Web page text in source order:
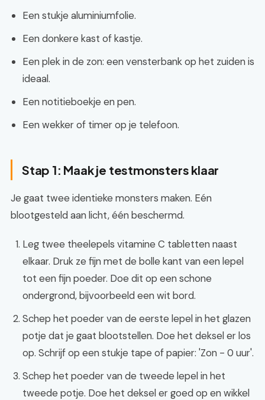
Een stukje aluminiumfolie.
Een donkere kast of kastje.
Een plek in de zon: een vensterbank op het zuiden is
ideaal.
Een notitieboekje en pen.
Een wekker of timer op je telefoon.
Stap 1: Maak je testmonsters klaar
Je gaat twee identieke monsters maken. Eén
blootgesteld aan licht, één beschermd.
Leg twee theelepels vitamine C tabletten naast
elkaar. Druk ze fijn met de bolle kant van een lepel
tot een fijn poeder. Doe dit op een schone
ondergrond, bijvoorbeeld een wit bord.
Schep het poeder van de eerste lepel in het glazen
potje dat je gaat blootstellen. Doe het deksel er los
op. Schrijf op een stukje tape of papier: 'Zon - 0 uur'.
Schep het poeder van de tweede lepel in het
tweede potje. Doe het deksel er goed op en wikkel